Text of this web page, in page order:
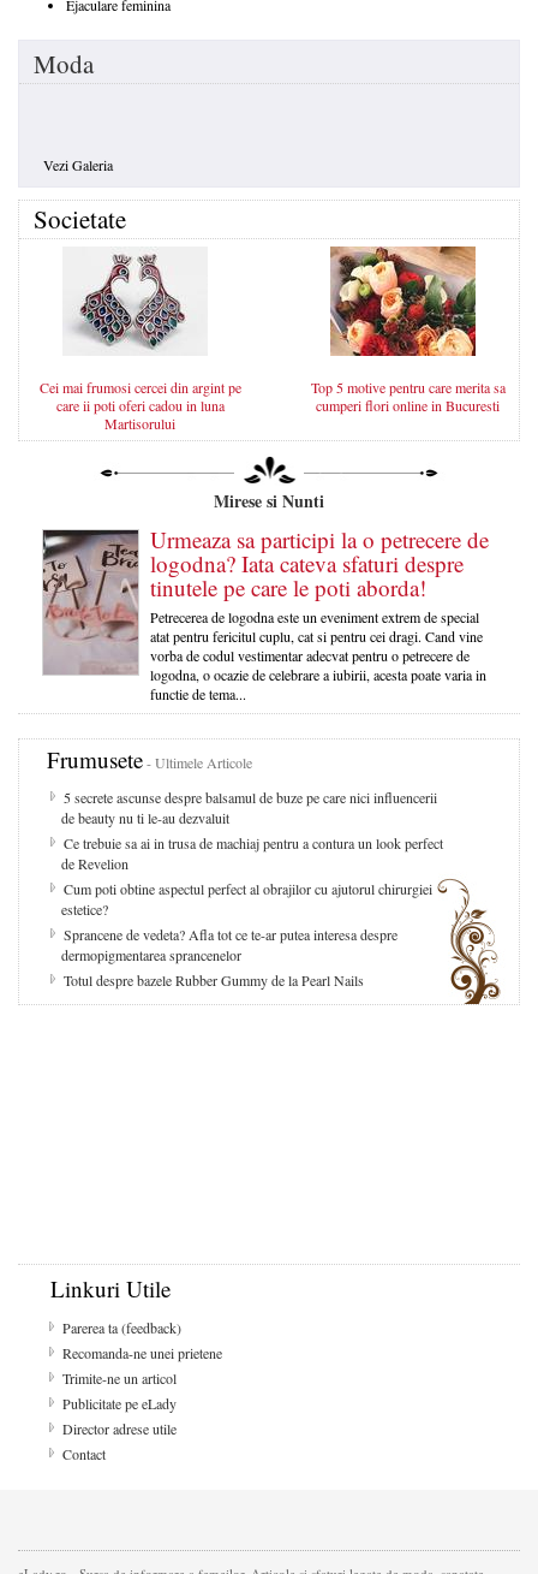
Ejaculare feminina
Moda
Vezi Galeria
Societate
Cei mai frumosi cercei din argint pe
care ii poti oferi cadou in luna
Martisorului
Top 5 motive pentru care merita sa
cumperi flori online in Bucuresti
Mirese si Nunti
Urmeaza sa participi la o petrecere de
logodna? Iata cateva sfaturi despre
tinutele pe care le poti aborda!
Petrecerea de logodna este un eveniment extrem de special
atat pentru fericitul cuplu, cat si pentru cei dragi. Cand vine
vorba de codul vestimentar adecvat pentru o petrecere de
logodna, o ocazie de celebrare a iubirii, acesta poate varia in
functie de tema...
Frumusete- Ultimele Articole
5 secrete ascunse despre balsamul de buze pe care nici influencerii
de beauty nu ti le-au dezvaluit
Ce trebuie sa ai in trusa de machiaj pentru a contura un look perfect
de Revelion
Cum poti obtine aspectul perfect al obrajilor cu ajutorul chirurgiei
estetice?
Sprancene de vedeta? Afla tot ce te-ar putea interesa despre
dermopigmentarea sprancenelor
Totul despre bazele Rubber Gummy de la Pearl Nails
Linkuri Utile
Parerea ta (feedback)
Recomanda-ne unei prietene
Trimite-ne un articol
Publicitate pe eLady
Director adrese utile
Contact